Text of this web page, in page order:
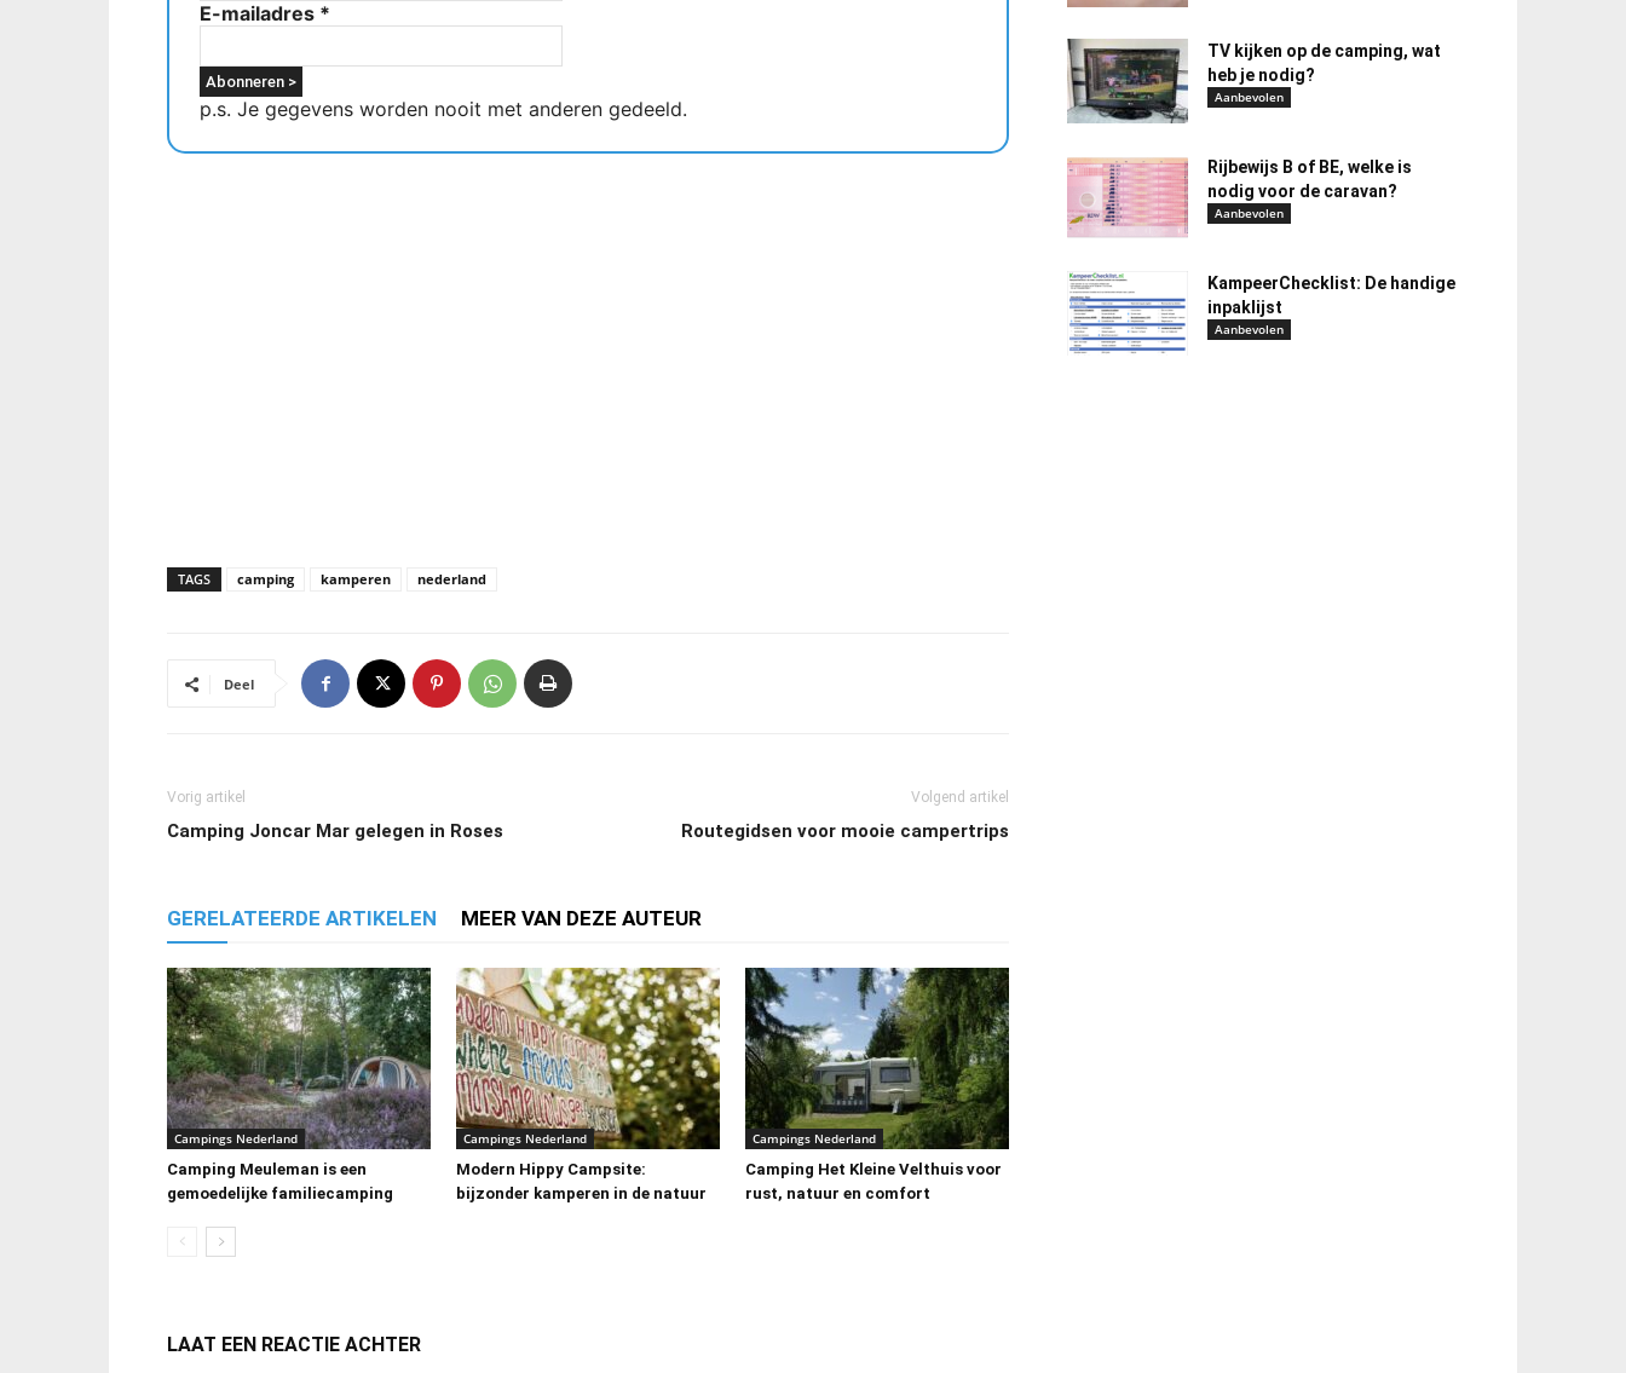
E-mailadres *
p.s. Je gegevens worden nooit met anderen gedeeld.
TAGS camping kamperen nederland
Deel
Vorig artikel
Camping Joncar Mar gelegen in Roses
Volgend artikel
Routegidsen voor mooie campertrips
GERELATEERDE ARTIKELEN MEER VAN DEZE AUTEUR
Campings Nederland
Camping Meuleman is een
gemoedelijke familiecamping
Campings Nederland
Modern Hippy Campsite:
bijzonder kamperen in de natuur
Campings Nederland
Camping Het Kleine Velthuis voor
rust, natuur en comfort
LAAT EEN REACTIE ACHTER
TV kijken op de camping, wat
heb je nodig?
Aanbevolen
Rijbewijs B of BE, welke is
nodig voor de caravan?
Aanbevolen
KampeerChecklist: De handige
inpaklijst
Aanbevolen